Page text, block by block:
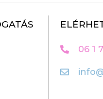
06 1